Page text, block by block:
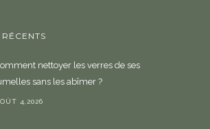
nettoyer les verres de ses
sans les abîmer ?
4,2026